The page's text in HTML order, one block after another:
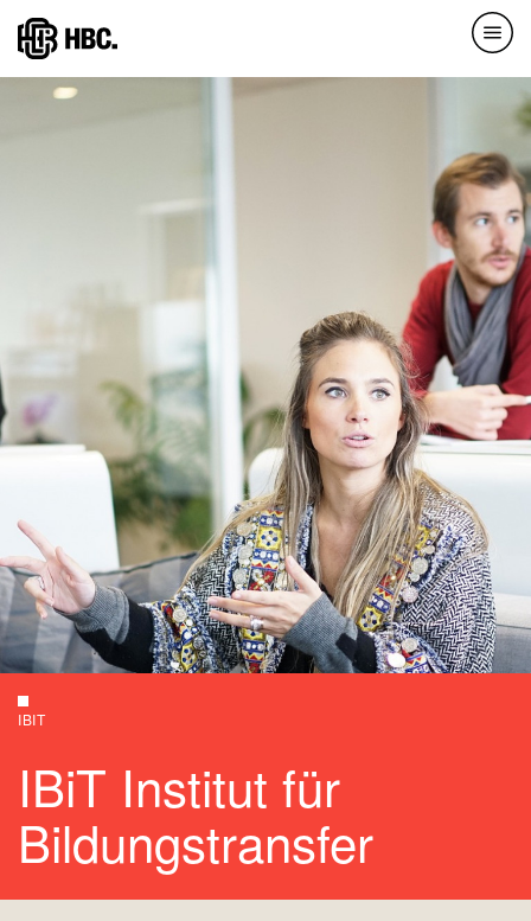
Direkt
zum
Inhalt
IBIT
IBiT Institut für
Bildungstransfer